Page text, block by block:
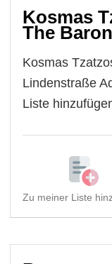
Kosmas
The
Kosmas
Lindenstraße
Liste
Zu meiner Liste